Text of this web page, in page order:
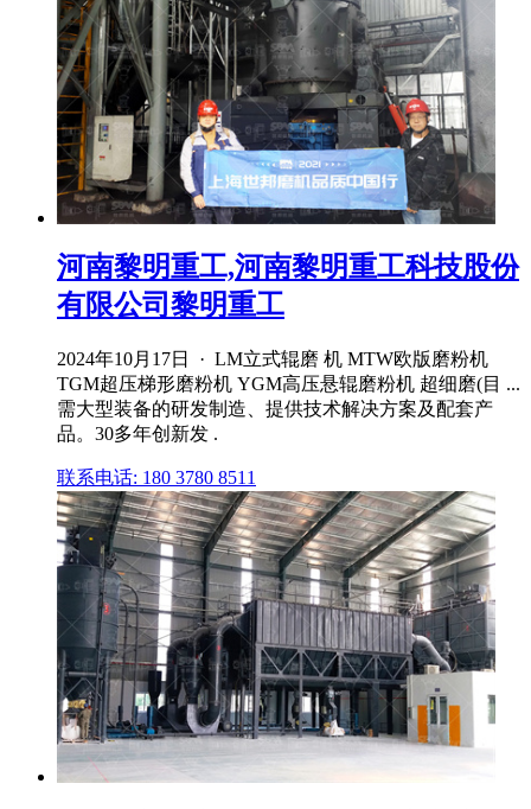
河南黎明重工,河南黎明重工科技股份
有限公司黎明重工
2024年10月17日 · LM立式辊磨 机 MTW欧版磨粉机
TGM超压梯形磨粉机 YGM高压悬辊磨粉机 超细磨(目 ...
需大型装备的研发制造、提供技术解决方案及配套产
品。30多年创新发 .
联系电话: 180 3780 8511